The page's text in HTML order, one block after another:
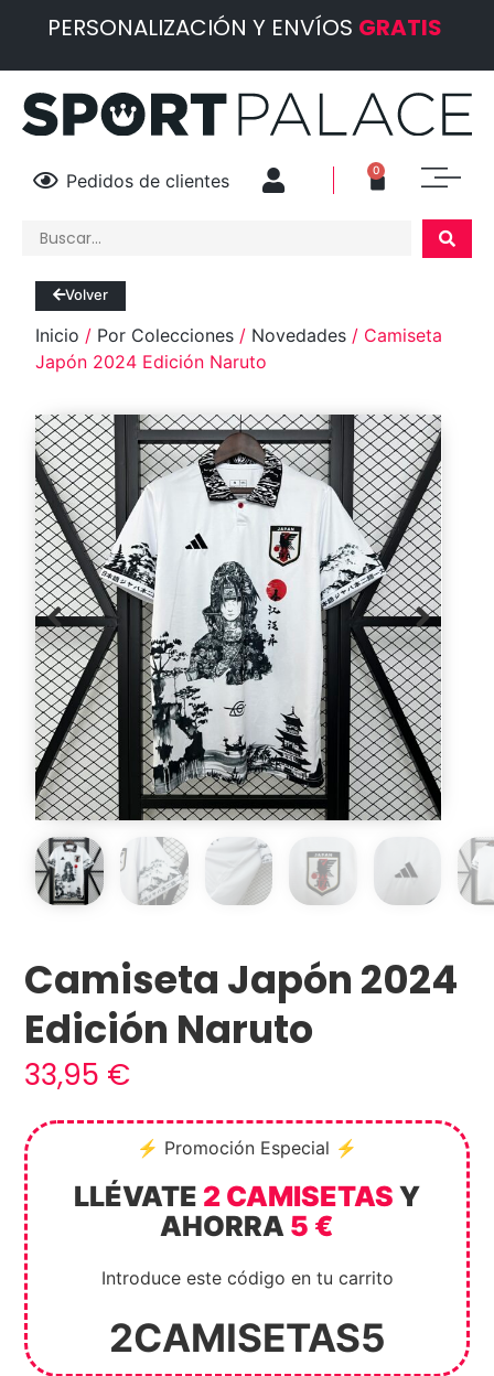
PERSONALIZACIÓN Y ENVÍOS GRATIS
Pedidos de clientes 0
Camiseta Japón 2024
Edición Naruto
33,95 €
⚡ Promoción Especial ⚡
LLÉVATE 2 CAMISETAS Y
AHORRA 5 €
Introduce este código en tu carrito
2CAMISETAS5
Volver
Inicio / Por Colecciones / Novedades / Camiseta
Japón 2024 Edición Naruto